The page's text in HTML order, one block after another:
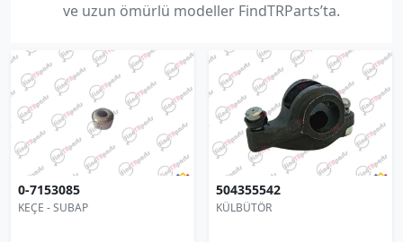
ve uzun ömürlü modeller FindTRParts’ta.
0-7153085
KEÇE - SUBAP
504355542
KÜLBÜTÖR